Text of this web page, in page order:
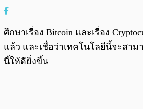
ศึกษาเรื่อง Bitcoin และเรื่อง
แล้ว และเชื่อว่าเทคโนโลยีนี้จะสาม
นี้ให้ดียิ่งขึ้น